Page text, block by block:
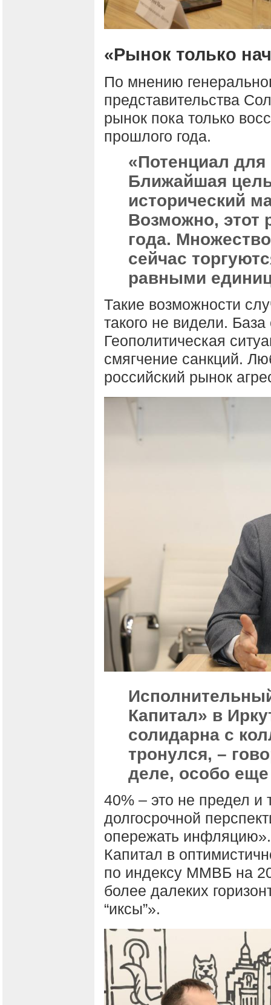
«Рынок только
По мнению
представительства
рынок пока только
прошлого года.
«Потенциал
Ближайшая
исторический
Возможно, этот
года.
сейчас
равными
Такие возможности
такого не видели.
Геополитическая
смягчение санкций.
российский рынок
Капитал» в
солидарна с
тронулся, –
деле, особо
40% – это не предел и
долгосрочной
опережать
Капитал в
по индексу ММВБ на
более далеких
“иксы”».